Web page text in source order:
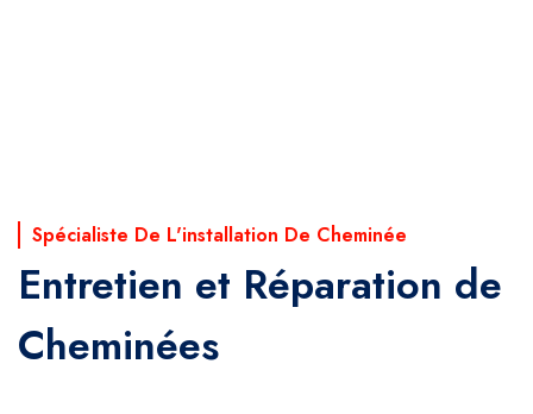
Spécialiste De L'installation De Cheminée
Entretien et Réparation de
Cheminées